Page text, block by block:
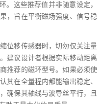
。这些推荐值并非随意设定，
，旨在平衡磁场强度、信号稳
位移传感器时，切勿仅关注量
建议设计者根据实际移动距离
推荐的磁环型号。如果必须使
其在全量程内都能输出稳定、
确保其轴线与波导丝平行，且